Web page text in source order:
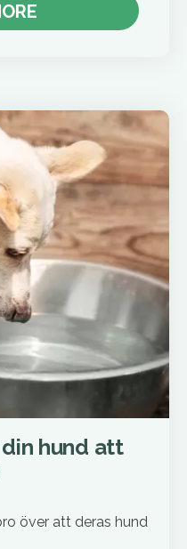
hund att
över att deras hund